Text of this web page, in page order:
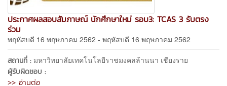
ประกาศผลสอบสัมภาษณ์ นักศึกษาใหม่ รอบ3: TCAS 3 รับตรง
ร่วม
พฤหัสบดี 16 พฤษภาคม 2562 - พฤหัสบดี 16 พฤษภาคม 2562
สถานที่ : มหาวิทยาลัยเทคโนโลยีราชมงคลล้านนา เชียงราย
ผู้รับผิดชอบ :
>> อ่านต่อ